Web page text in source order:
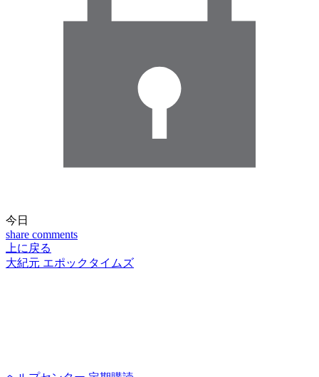
今日
share comments
上に戻る
大紀元 エポックタイムズ